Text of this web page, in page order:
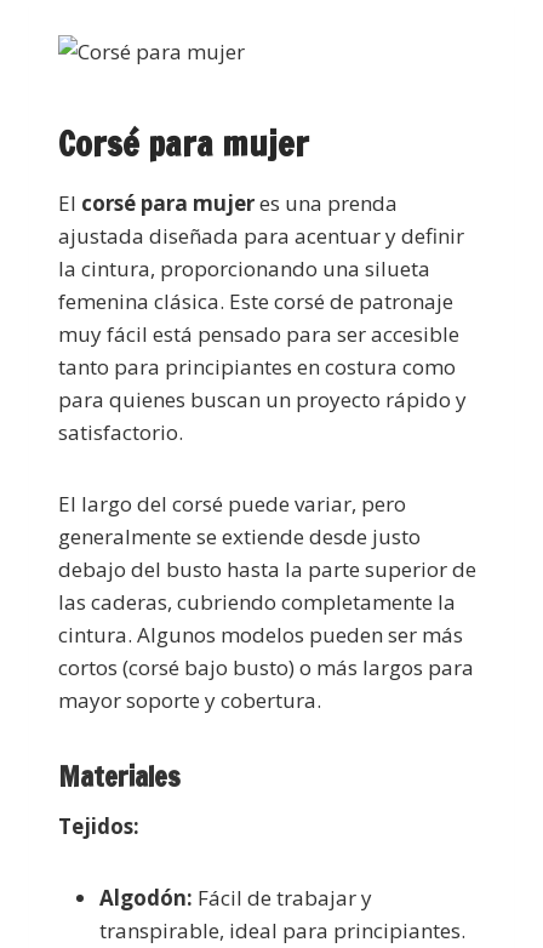
Corsé para mujer
El corsé para mujeres una prenda
ajustada diseñada para acentuar y definir
la cintura, proporcionando una silueta
femenina clásica. Este corsé de patronaje
muy fácil está pensado para ser accesible
tanto para principiantes en costura como
para quienes buscan un proyecto rápido y
satisfactorio.
El largo del corsé puede variar, pero
generalmente se extiende desde justo
debajo del busto hasta la parte superior de
las caderas, cubriendo completamente la
cintura. Algunos modelos pueden ser más
cortos (corsé bajo busto) o más largos para
mayor soporte y cobertura.
Materiales
Tejidos:
Algodón: Fácil de trabajar y
transpirable, ideal para principiantes.